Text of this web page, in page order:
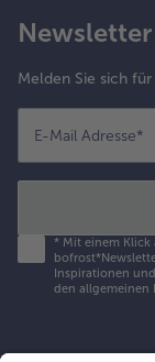
Newsletter
Melden Sie sich
E-Mail Adresse*
* Mit einem Klick
Inspirationen
den allgemeinen